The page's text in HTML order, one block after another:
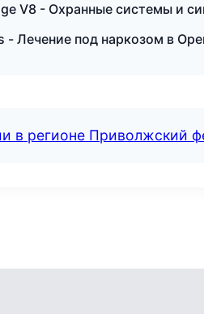
V8 - Охранные системы и
Лечение под наркозом в
в регионе Приволжский